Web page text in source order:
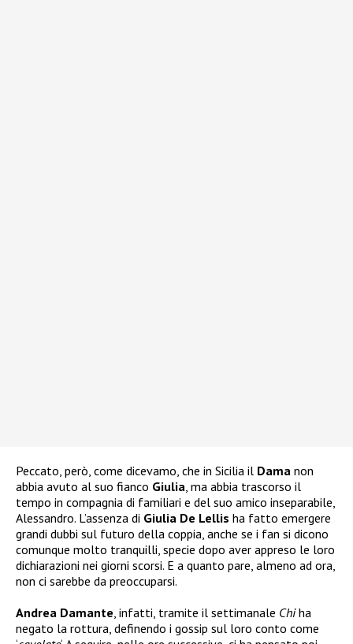
Peccato, però, come dicevamo, che in Sicilia il Dama non
abbia avuto al suo fianco Giulia, ma abbia trascorso il
tempo in compagnia di familiari e del suo amico inseparabile,
Alessandro. L’assenza di Giulia De Lellis ha fatto emergere
grandi dubbi sul futuro della coppia, anche se i fan si dicono
comunque molto tranquilli, specie dopo aver appreso le loro
dichiarazioni nei giorni scorsi. E a quanto pare, almeno ad ora,
non ci sarebbe da preoccuparsi.
Andrea Damante, infatti, tramite il settimanale Chiha
negato la rottura, definendo i gossip sul loro conto come